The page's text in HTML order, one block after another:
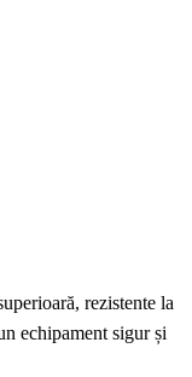
rezistente la
echipament sigur și